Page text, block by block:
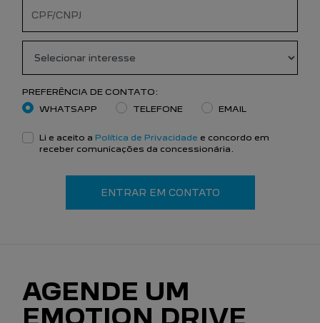
PREFERÊNCIA DE CONTATO:
WHATSAPP
TELEFONE EMAIL
Li e aceito a Política de Privacidade e concordo em
receber comunicações da concessionária.
ENTRAR EM CONTATO
AGENDE UM